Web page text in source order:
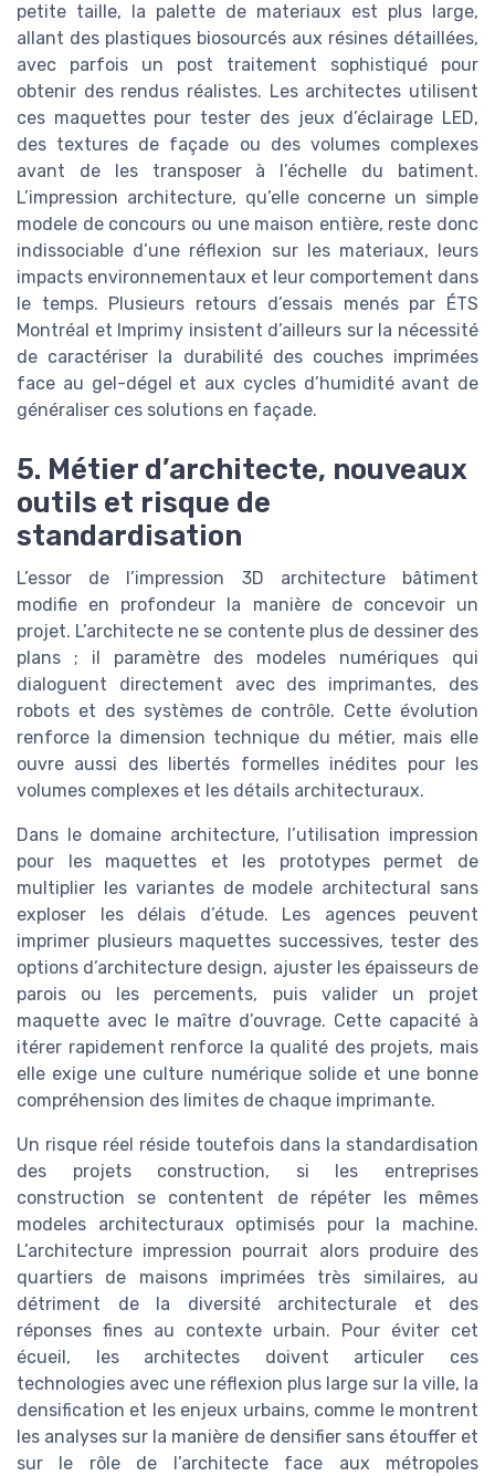
petite taille, la palette de materiaux est plus large,
allant des plastiques biosourcés aux résines détaillées,
avec parfois un post traitement sophistiqué pour
obtenir des rendus réalistes. Les architectes utilisent
ces maquettes pour tester des jeux d’éclairage LED,
des textures de façade ou des volumes complexes
avant de les transposer à l’échelle du batiment.
L’impression architecture, qu’elle concerne un simple
modele de concours ou une maison entière, reste donc
indissociable d’une réflexion sur les materiaux, leurs
impacts environnementaux et leur comportement dans
le temps. Plusieurs retours d’essais menés par ÉTS
Montréal et Imprimy insistent d’ailleurs sur la nécessité
de caractériser la durabilité des couches imprimées
face au gel-dégel et aux cycles d’humidité avant de
généraliser ces solutions en façade.
5. Métier d’architecte, nouveaux
outils et risque de
standardisation
L’essor de l’impression 3D architecture bâtiment
modifie en profondeur la manière de concevoir un
projet. L’architecte ne se contente plus de dessiner des
plans ; il paramètre des modeles numériques qui
dialoguent directement avec des imprimantes, des
robots et des systèmes de contrôle. Cette évolution
renforce la dimension technique du métier, mais elle
ouvre aussi des libertés formelles inédites pour les
volumes complexes et les détails architecturaux.
Dans le domaine architecture, l’utilisation impression
pour les maquettes et les prototypes permet de
multiplier les variantes de modele architectural sans
exploser les délais d’étude. Les agences peuvent
imprimer plusieurs maquettes successives, tester des
options d’architecture design, ajuster les épaisseurs de
parois ou les percements, puis valider un projet
maquette avec le maître d’ouvrage. Cette capacité à
itérer rapidement renforce la qualité des projets, mais
elle exige une culture numérique solide et une bonne
compréhension des limites de chaque imprimante.
Un risque réel réside toutefois dans la standardisation
des projets construction, si les entreprises
construction se contentent de répéter les mêmes
modeles architecturaux optimisés pour la machine.
L’architecture impression pourrait alors produire des
quartiers de maisons imprimées très similaires, au
détriment de la diversité architecturale et des
réponses fines au contexte urbain. Pour éviter cet
écueil, les architectes doivent articuler ces
technologies avec une réflexion plus large sur la ville, la
densification et les enjeux urbains, comme le montrent
les analyses sur la manière de densifier sans étouffer et
sur le rôle de l’architecte face aux métropoles